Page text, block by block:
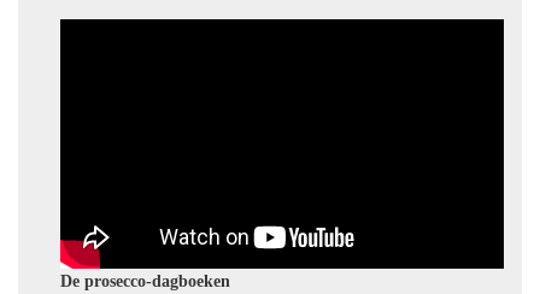
De prosecco-dagboeken